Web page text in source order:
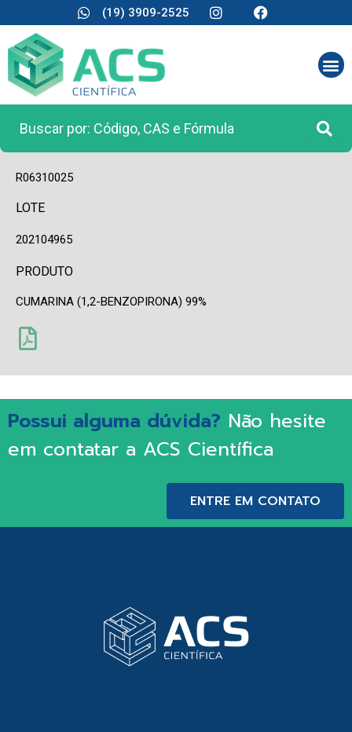
(19) 3909-2525
R06310025
LOTE
202104965
PRODUTO
CUMARINA (1,2-BENZOPIRONA) 99%
Possui alguma dúvida? Não hesite
em contatar a ACS Científica
ENTRE EM CONTATO